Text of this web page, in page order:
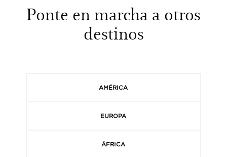
Ponte en marcha a otros
destinos
AMÉRICA
EUROPA
ÁFRICA